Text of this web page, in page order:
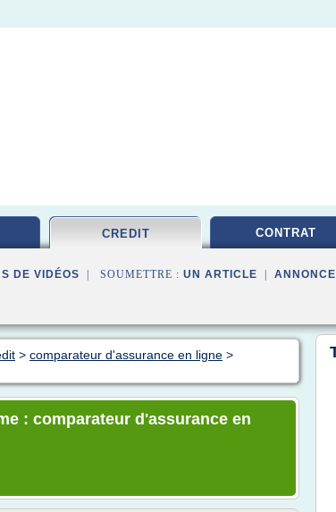
CREDIT CONTRAT
DE VIDÉOS | SOUMETTRE : UN ARTICLE
> comparateur d'assurance en ligne >
: comparateur d'assurance en